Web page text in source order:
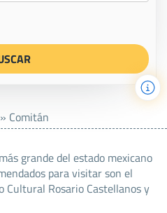
» Comitán
grande del estado mexicano
para visitar son el
Cultural Rosario Castellanos y